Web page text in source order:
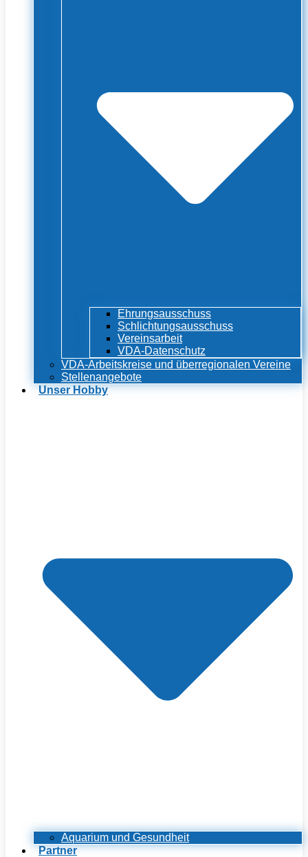
Ehrungsausschuss
Schlichtungsausschuss
Vereinsarbeit
VDA-Datenschutz
VDA-Arbeitskreise und überregionalen Vereine
Stellenangebote
Unser Hobby
Aquarium und Gesundheit
Partner